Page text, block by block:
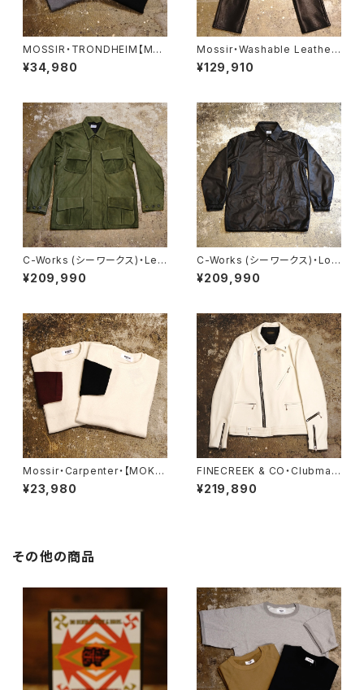
MOSSIR・TRONDHEIM【MO
KN001】
¥34,980
Mossir・Washable Leather
Pants ‘‘LALK’’【MOPT022】
¥129,910
C-Works (シーワークス)・Lel
va【CWJK024】
¥209,990
C-Works (シーワークス)・Lo
mbardi【CWJK008】
¥209,990
Mossir・Carpenter・【MOKN
004】
¥23,980
FINECREEK & CO・Clubman
Deer【ACJK027】
¥219,890
その他の商品